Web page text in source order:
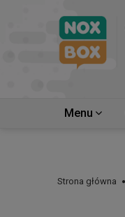
Menu
Strona główna